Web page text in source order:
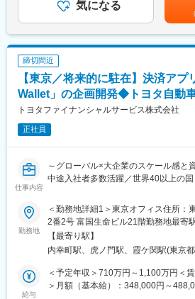
をお持ちのエキスパートとの面談を設
・自社データベースや様々なネット
（2）新たなエキスパート開拓／リク
・取引のないエキスパートに対し、
ングのコンセプトを説明、該当プロジ
ただく。
■英語活用場面
のエキスパートへのメールやお電話
取り等英語にて行います。また、社内
て英語となります。
これから英語力を向上させたいという
■得られるスキル
・自身の業務範囲内を超えてチーム全
す。※年収は年間賞与（平均1～2か月
期に1回）を含んだ金額です。■モデ
20代女性／営業経験者（月給41万円
額であり、選考を通じて上下する可
固定手当を含めた表記です。
気になる
締切間近
【東京／将来的に駐在】決済アプ
Wallet」の企画開発◆トヨタ自動
トヨタファイナンシャルサービス株式会社
正社員
仕事内容
～グローバル×大企業のスケール感と
中途入社者多数活躍／世界40以上の
■業務概要
決裁アプリ「Toyota Wallet」のプロ
企画、及びプロダクトの維持運用、
ステム企画、アライアンス推進をお任
Toyota Walletは今後ユーザー価値及
勤務地
＜勤務地詳細1＞東京オフィス住所：
2番2号 富国生命ビル21階勤務地最寄
敷地内全面禁煙＜勤務地詳細2＞駐在
レーノ）、カナダ（トロント）、イギ
囲：会社の定める事業所（リモートワ
【最寄り駅】
内幸町駅、虎ノ門駅、霞ケ関駅(東京
給与
＜予定年収＞710万円～1,100万円＜
＞月額（基本給）：348,000円～